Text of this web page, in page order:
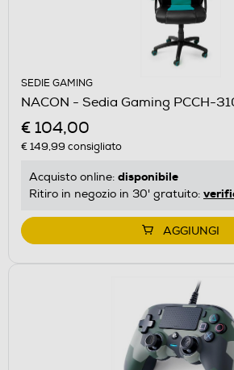
SEDIE GAMING
NACON - Sedia Gaming PCCH-
€ 104,00
€ 149,99 consigliato
Acquisto online: disponibile
Ritiro in negozio in 30' gratuito:
AGGIUNGI